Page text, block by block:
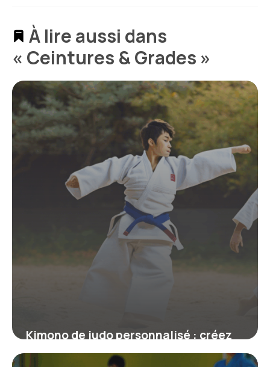
À lire aussi dans
« Ceintures & Grades »
Kimono de judo personnalisé : créez
un judogi unique à votre image